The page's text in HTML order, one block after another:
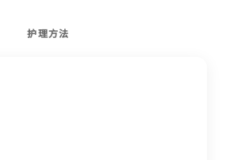
护理方法